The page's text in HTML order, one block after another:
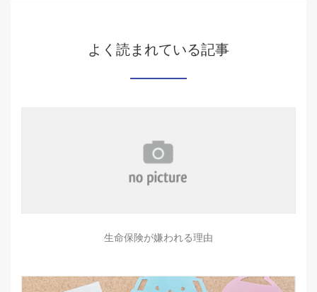
よく読まれている記事
生命保険が嫌われる理由